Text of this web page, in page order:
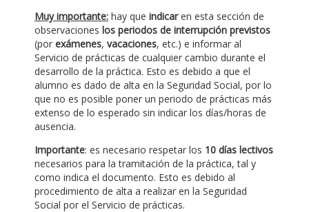
Muy importante: hay que indicaren esta sección de
observaciones los periodos de interrupción previstos
(por exámenes, vacaciones, etc.) e informar al
Servicio de prácticas de cualquier cambio durante el
desarrollo de la práctica. Esto es debido a que el
alumno es dado de alta en la Seguridad Social, por lo
que no es posible poner un periodo de prácticas más
extenso de lo esperado sin indicar los días/horas de
ausencia.
Importante: es necesario respetar los 10 días lectivos
necesarios para la tramitación de la práctica, tal y
como indica el documento. Esto es debido al
procedimiento de alta a realizar en la Seguridad
Social por el Servicio de prácticas.